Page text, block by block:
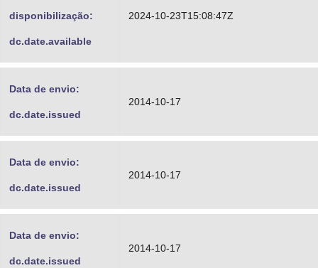
disponibilização:
dc.date.available
2024-10-23T15:08:47Z
Data de envio:
dc.date.issued
2014-10-17
Data de envio:
dc.date.issued
2014-10-17
Data de envio:
dc.date.issued
2014-10-17